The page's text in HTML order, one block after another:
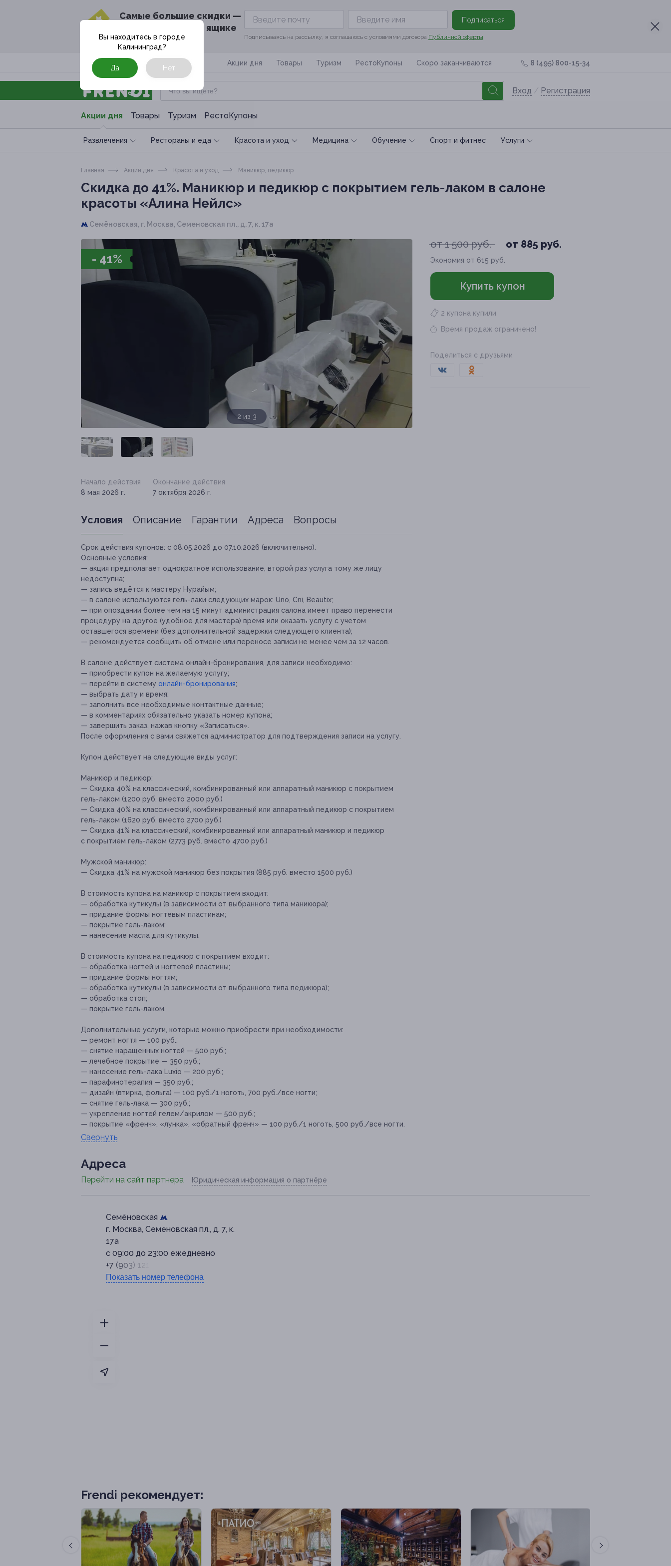
Cамые большие скидки —
в твоём почтовом ящике
Подписаться
Подписываясь на рассылку, я соглашаюсь с условиями договора Публичной оферты
Москва Акции дня Товары Туризм РестоКупоны Скоро заканчиваются 8 (495) 800-15-34
Вход / Регистрация
Акции дня Товары Туризм РестоКупоны
Развлечения Рестораны и еда Красота и уход Медицина Обучение Спoрт и фитнес Услуги
Вы находитесь в городе
Калининград?
Да Нет
Главная Акции дня Красота и уход Маникюр, педикюр
Скидка до 41%. Маникюр и педикюр с покрытием гель-лаком в салоне
красоты «Алина Нейлс»
Семёновская, г. Москва, Семеновская пл., д. 7, к. 17а
- 41%
3 из 3
от 1 500 руб. от 885 руб.
Экономия от 615 руб.
Купить купон
2 купона купили
Время продаж ограничено!
Поделиться с друзьями
Начало действия
8 мая 2026 г.
Окончание действия
7 октября 2026 г.
Условия Описание Гарантии Адреса Вопросы
Срок действия купонов: с 08.05.2026 до 07.10.2026 (включительно).
Основные условия:
— акция предполагает однократное использование, второй раз услуга тому же лицу
недоступна;
— запись ведётся к мастеру Нурайым;
— в салоне используются гель-лаки следующих марок: Uno, Cni, Beautix;
— при опоздании более чем на 15 минут администрация салона имеет право перенести
процедуру на другое (удобное для мастера) время или оказать услугу с учетом
оставшегося времени (без дополнительной задержки следующего клиента);
— рекомендуется сообщить об отмене или переносе записи не менее чем за 12 часов.
В салоне действует система онлайн-бронирования, для записи необходимо:
— приобрести купон на желаемую услугу;
— перейти в систему онлайн-бронирования;
— выбрать дату и время;
— заполнить все необходимые контактные данные;
— в комментариях обязательно указать номер купона;
— завершить заказ, нажав кнопку «Записаться».
После оформления с вами свяжется администратор для подтверждения записи на услугу.
Купон действует на следующие виды услуг:
Маникюр и педикюр:
— Скидка 40% на классический, комбинированный или аппаратный маникюр с покрытием
гель-лаком (1200 руб. вместо 2000 руб.)
— Скидка 40% на классический, комбинированный или аппаратный педикюр с покрытием
гель-лаком (1620 руб. вместо 2700 руб.)
— Скидка 41% на классический, комбинированный или аппаратный маникюр и педикюр
с покрытием гель-лаком (2773 руб. вместо 4700 руб.)
Мужской маникюр:
— Скидка 41% на мужской маникюр без покрытия (885 руб. вместо 1500 руб.)
В стоимость купона на маникюр с покрытием входит:
— обработка кутикулы (в зависимости от выбранного типа маникюра);
— придание формы ногтевым пластинам;
— покрытие гель-лаком;
— нанесение масла для кутикулы.
В стоимость купона на педикюр с покрытием входит:
— обработка ногтей и ногтевой пластины;
— придание формы ногтям;
— обработка кутикулы (в зависимости от выбранного типа педикюра);
— обработка стоп;
— покрытие гель-лаком.
Дополнительные услуги, которые можно приобрести при необходимости:
— ремонт ногтя — 100 руб.;
— снятие наращенных ногтей — 500 руб.;
— лечебное покрытие — 350 руб.;
— нанесение гель-лака Luxio — 200 руб.;
— парафинотерапия — 350 руб.;
— дизайн (втирка, фольга) — 100 руб./1 ноготь, 700 руб./все ногти;
— снятие гель-лака — 300 руб.;
— укрепление ногтей гелем/акрилом — 500 руб.;
— покрытие «френч», «лунка», «обратный френч» — 100 руб./1 ноготь, 500 руб./все ногти.
Свернуть
Адресa
Перейти на сайт партнера Юридическая информация о партнёре
Семёновская
г. Москва, Семеновская пл., д. 7, к.
17а
с 09:00 до 23:00 ежедневно
+7 (903) 121-36-31
Показать номер телефона
Frendi рекомендует: